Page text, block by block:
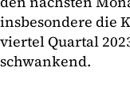
insbesondere die
viertel Quartal
schwankend.